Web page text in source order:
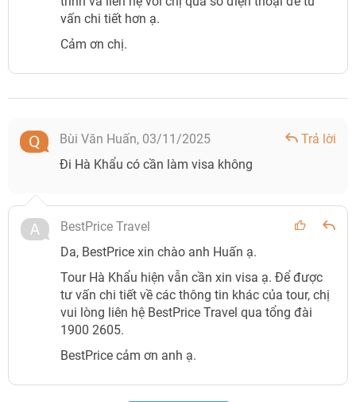
vấn chi tiết hơn ạ.
Cảm ơn chị.
Bùi Văn Huấn, 03/11/2025
Trả lời
Đi Hà Khẩu có cần làm visa không
BestPrice Travel
Da, BestPrice xin chào anh Huấn ạ.
Tour Hà Khẩu hiện vẫn cần xin visa ạ. Để được
tư vấn chi tiết về các thông tin khác của tour, chị
vui lòng liên hệ BestPrice Travel qua tổng đài
1900 2605.
BestPrice cảm ơn anh ạ.